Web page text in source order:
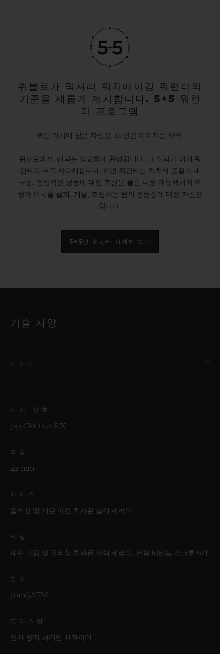
위블로가 럭셔리 워치메이킹 워런티의
기준을 새롭게 제시합니다. 5+5 워런
티 프로그램
모든 워치에 담은 자신감. 10년간 이어지는 약속.
위블로에서, 신뢰는 정교하게 완성됩니다. 그 신뢰가 이제 워
런티로 더욱 확고해집니다. 이번 워런티는 워치의 품질과 내
구성, 전반적인 성능에 대한 확신은 물론 니옹 매뉴팩처의 역
량과 워치를 설계, 개발, 조립하는 팀의 전문성에 대한 자신감
입니다.
5+5년 워런티 자세히 보기
기술 사양
시계 번호
541.CM.1171.RX
직경
42 mm
케이스
폴리싱 및 새틴 마감 처리된 블랙 세라믹
베젤
새틴 마감 및 폴리싱 처리된 블랙 세라믹, H형 티타늄 스크류 6개
방수
50m/5ATM
크리스탈
반사 방지 처리한 사파이어